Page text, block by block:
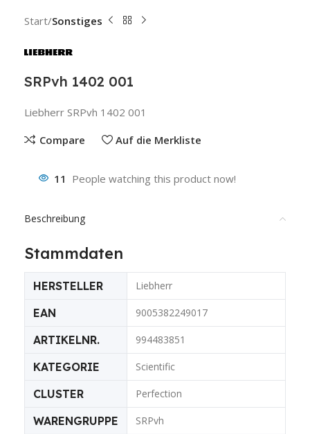
Start Sonstiges
SRPvh 1402 001
Liebherr SRPvh 1402 001
Compare
Auf die Merkliste
11 People watching this product now!
Beschreibung
Stammdaten
HERSTELLER Liebherr
EAN 9005382249017
ARTIKELNR. 994483851
KATEGORIE Scientific
CLUSTER Perfection
WARENGRUPPE SRPvh